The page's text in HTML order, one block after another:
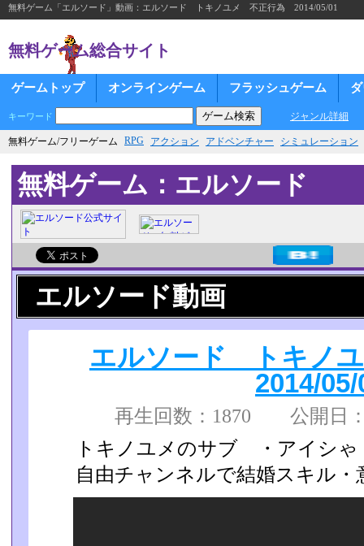
無料ゲーム「エルソード」動画：エルソード トキノユメ 不正行為 2014/05/01
無料ゲーム総合サイト
ゲームトップ オンラインゲーム フラッシュゲーム
キーワード ジャンル詳細
無料ゲーム/フリーゲーム RPG アクション アドベンチャー シミュレーション
無料ゲーム：エルソード
エルソード動画
エルソード トキノ
2014/05/
再生回数：1870 公開日
トキノユメのサブ ・アイシ
自由チャンネルで結婚スキル・